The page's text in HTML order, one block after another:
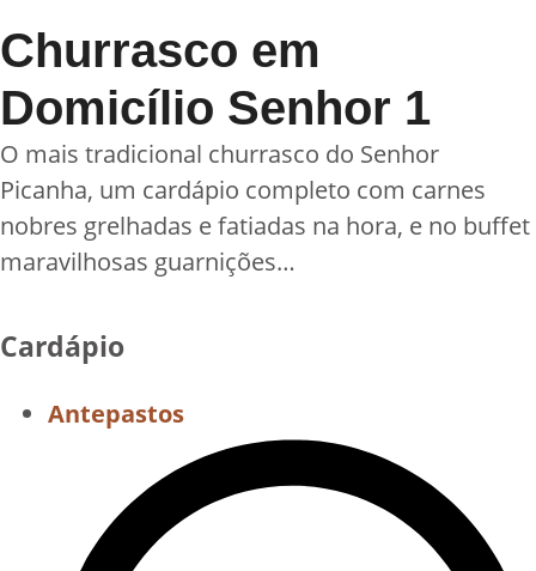
Churrasco em
Domicílio Senhor 1
O mais tradicional churrasco do Senhor
Picanha, um cardápio completo com carnes
nobres grelhadas e fatiadas na hora, e no buffet
maravilhosas guarnições…
Cardápio
Antepastos